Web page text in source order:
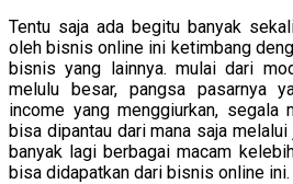
Tentu saja ada begitu banyak
oleh bisnis online ini ketimbang
bisnis yang lainnya. mulai dari
melulu besar, pangsa pasarnya
income yang menggiurkan, segala
bisa dipantau dari mana saja
banyak lagi berbagai macam
bisa didapatkan dari bisnis online ini.